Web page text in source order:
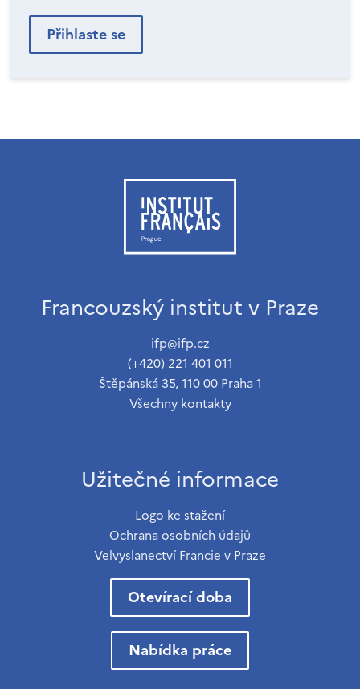
Francouzský institut v Praze
ifp@ifp.cz
(+420) 221 401 011
Štěpánská 35, 110 00 Praha 1
Všechny kontakty
Užitečné informace
Logo ke stažení
Ochrana osobních údajů
Velvyslanectví Francie v Praze
Otevírací doba
Nabídka práce